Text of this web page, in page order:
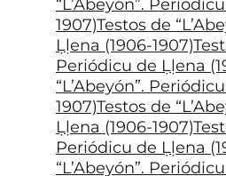
“L’Abeyón”.
1907)Testos de
Ḷḷena (1906-
Periódicu de Ḷḷena
“L’Abeyón”.
1907)Testos de
Ḷḷena (1906-
Periódicu de Ḷḷena
“L’Abeyón”.